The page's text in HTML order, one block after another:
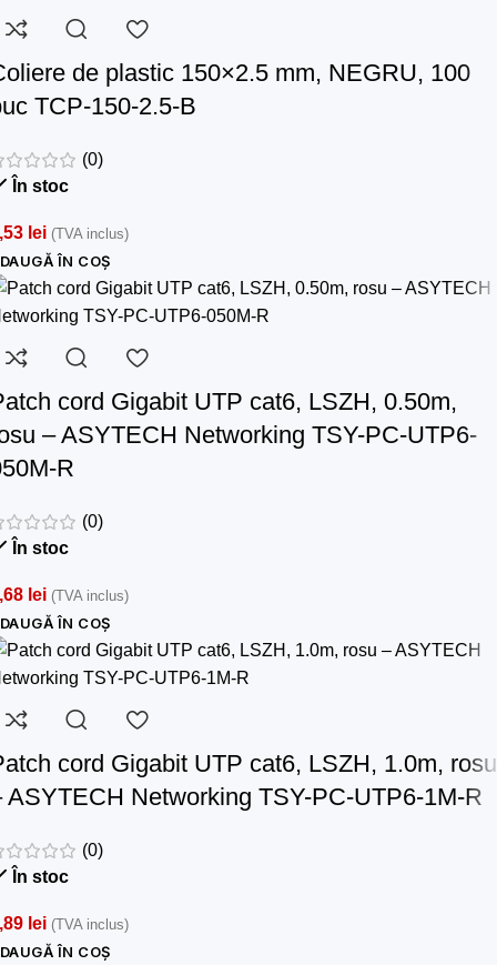
de plastic 150×2.5 mm, NEGRU, 100
TCP-150-2.5-B
(0)
În stoc
lei (TVA inclus)
ÎN COȘ
cord Gigabit UTP cat6, LSZH, 0.50m,
– ASYTECH Networking TSY-PC-UTP6-
R
(0)
În stoc
lei (TVA inclus)
ÎN COȘ
cord Gigabit UTP cat6, LSZH, 1.0m, rosu
ASYTECH Networking TSY-PC-UTP6-1M-R
(0)
În stoc
lei (TVA inclus)
ÎN COȘ